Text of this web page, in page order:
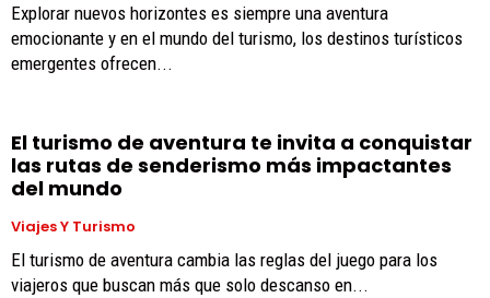
Explorar nuevos horizontes es siempre una aventura
emocionante y en el mundo del turismo, los destinos turísticos
emergentes ofrecen...
El turismo de aventura te invita a conquistar
las rutas de senderismo más impactantes
del mundo
Viajes Y Turismo
El turismo de aventura cambia las reglas del juego para los
viajeros que buscan más que solo descanso en...